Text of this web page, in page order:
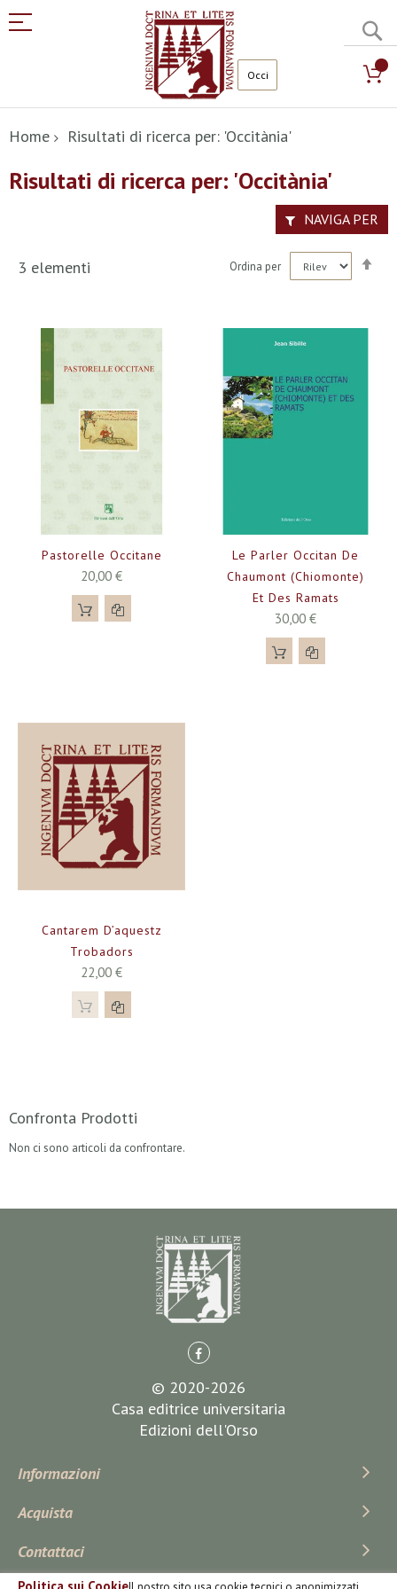
al
contenuto
Home Risultati di ricerca per: 'Occitània'
Risultati di ricerca per: 'Occitània'
3 elementi Ordina per
Pastorelle Occitane
20,00 €
Le Parler Occitan De
Chaumont (Chiomonte)
Et Des Ramats
30,00 €
Cantarem D’aquestz
Trobadors
22,00 €
NAVIGA PER
Confronta Prodotti
Non ci sono articoli da confrontare.
© 2020-2026
Casa editrice universitaria
Edizioni dell'Orso
Informazioni
Acquista
Contattaci